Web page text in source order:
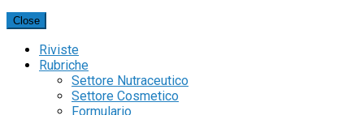
Close
Riviste
Rubriche
Settore Nutraceutico
Settore Cosmetico
Formulario